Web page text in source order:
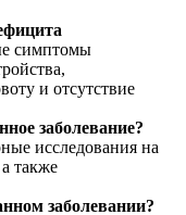
симптомы
и отсутствие
заболевание?
исследования на
также
заболевании?